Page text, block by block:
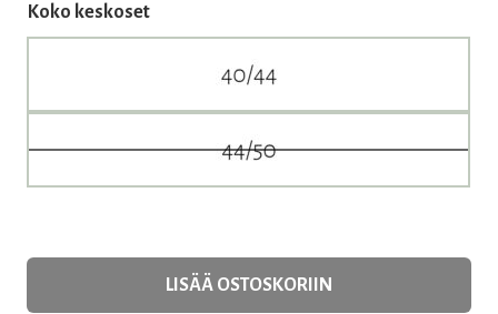
Koko keskoset
LISÄÄ OSTOSKORIIN